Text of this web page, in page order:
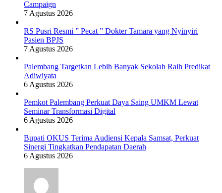
Campaign
7 Agustus 2026
RS Pusri Resmi ” Pecat ” Dokter Tamara yang Nyinyiri
Pasien BPJS
7 Agustus 2026
Palembang Targetkan Lebih Banyak Sekolah Raih Predikat
Adiwiyata
6 Agustus 2026
Pemkot Palembang Perkuat Daya Saing UMKM Lewat
Seminar Transformasi Digital
6 Agustus 2026
Bupati OKUS Terima Audiensi Kepala Samsat, Perkuat
Sinergi Tingkatkan Pendapatan Daerah
6 Agustus 2026